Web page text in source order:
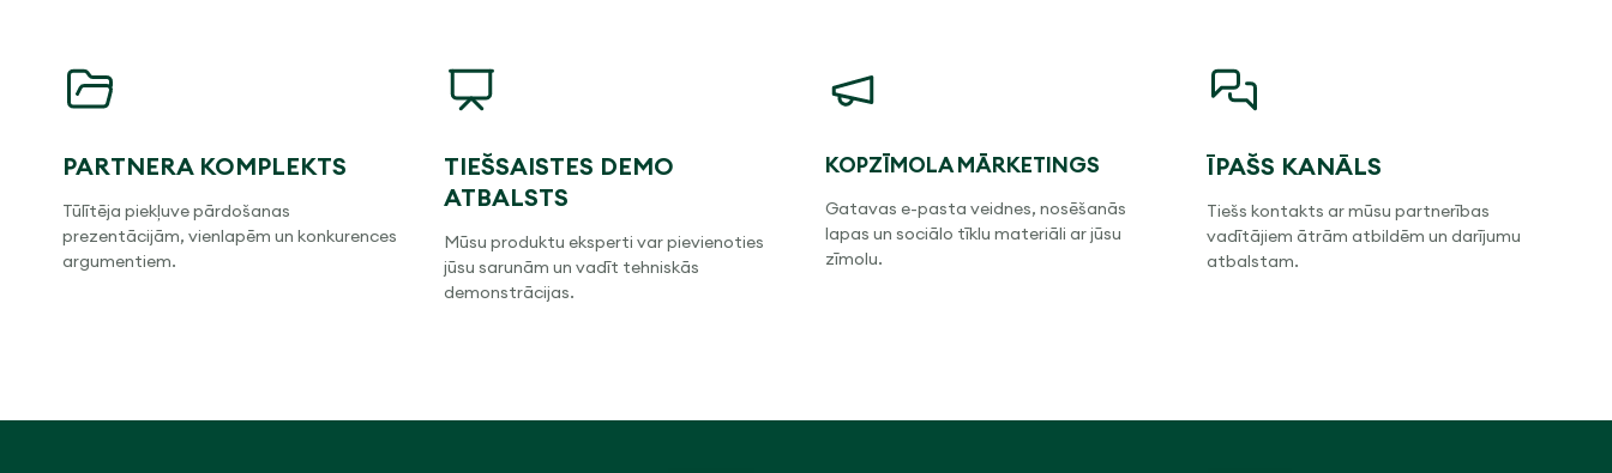
PARTNERA KOMPLEKTS
Tūlītēja piekļuve pārdošanas
prezentācijām, vienlapēm un konkurences
argumentiem.
TIEŠSAISTES DEMO
ATBALSTS
Mūsu produktu eksperti var pievienoties
jūsu sarunām un vadīt tehniskās
demonstrācijas.
KOPZĪMOLA MĀRKETINGS
Gatavas e-pasta veidnes, nosēšanās
lapas un sociālo tīklu materiāli ar jūsu
zīmolu.
ĪPAŠS KANĀLS
Tiešs kontakts ar mūsu partnerības
vadītājiem ātrām atbildēm un darījumu
atbalstam.